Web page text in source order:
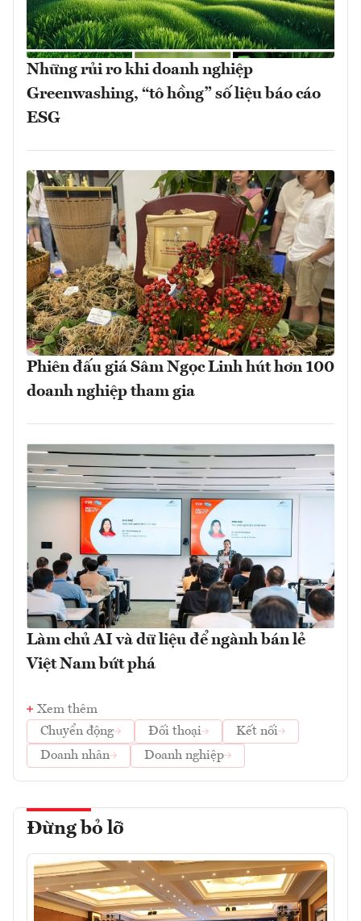
Những rủi ro khi doanh nghiệp
Greenwashing, “tô hồng” số liệu báo cáo
ESG
Phiên đấu giá Sâm Ngọc Linh hút hơn 100
doanh nghiệp tham gia
Làm chủ AI và dữ liệu để ngành bán lẻ
Việt Nam bứt phá
Xem thêm
Chuyển động
Đối thoại
Kết nối
Doanh nhân
Doanh nghiệp
Đừng bỏ lỡ